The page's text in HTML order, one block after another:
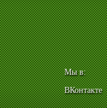
Мы в:
ВКонтакте